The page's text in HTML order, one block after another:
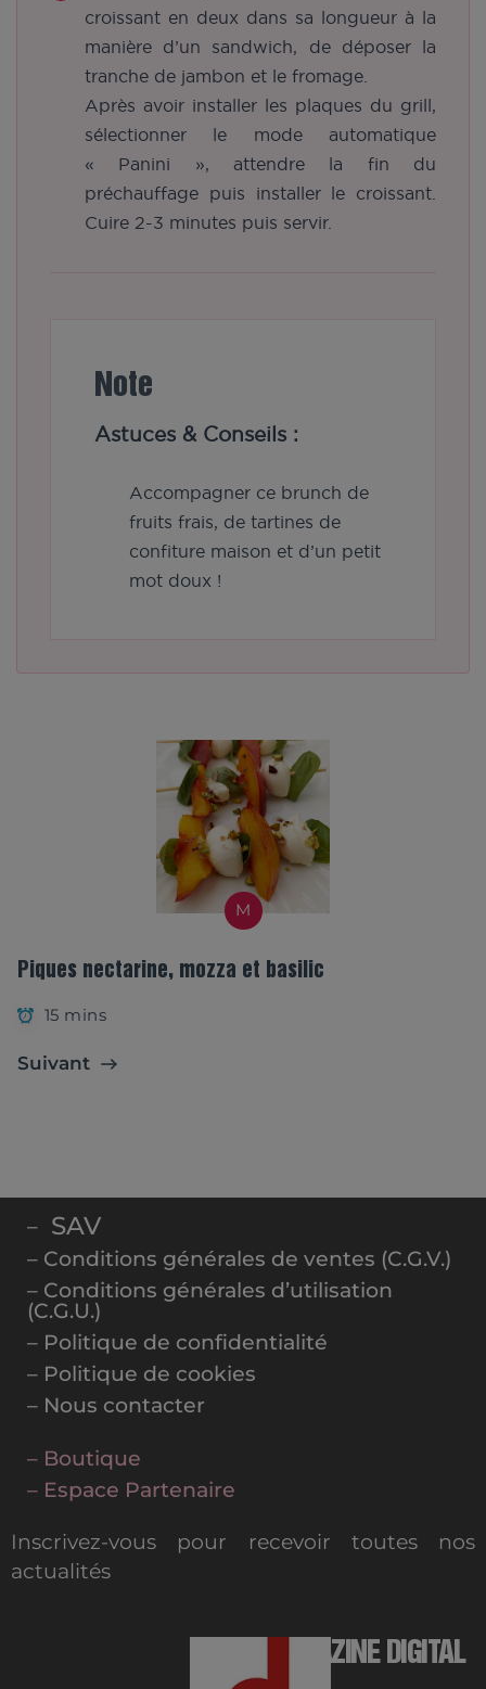
croissant en deux dans sa longueur à la
manière d’un sandwich, de déposer la
tranche de jambon et le fromage.
Après avoir installer les plaques du grill,
sélectionner le mode automatique
« Panini », attendre la fin du
préchauffage puis installer le croissant.
Cuire 2-3 minutes puis servir.
Note
Astuces & Conseils :
Accompagner ce brunch de
fruits frais, de tartines de
confiture maison et d’un petit
mot doux !
M
Piques nectarine, mozza et basilic
15 mins
Suivant
– SAV
– Conditions générales de ventes (C.G.V.)
– Conditions générales d’utilisation
(C.G.U.)
– Politique de confidentialité
– Politique de cookies
– Nous contacter
– Boutique
– Espace Partenaire
Inscrivez-vous pour recevoir toutes nos
actualités
MAGAZINE DIGITAL